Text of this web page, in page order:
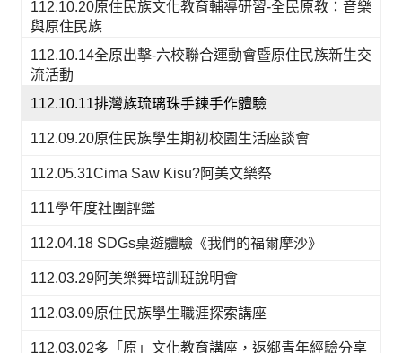
112.10.20原住民族文化教育輔導研習-全民原教：音樂
與原住民族
112.10.14全原出擊-六校聯合運動會暨原住民族新生交
流活動
112.10.11排灣族琉璃珠手鍊手作體驗
112.09.20原住民族學生期初校園生活座談會
112.05.31Cima Saw Kisu?阿美文樂祭
111學年度社團評鑑
112.04.18 SDGs桌遊體驗《我們的福爾摩沙》
112.03.29阿美樂舞培訓班說明會
112.03.09原住民族學生職涯探索講座
112.03.02多「原」文化教育講座，返鄉青年經驗分享